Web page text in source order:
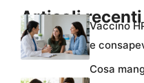
Articoli recenti
Vaccino
e
Cosa